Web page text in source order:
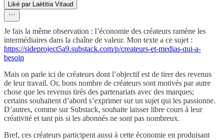
Liké par Laëtitia Vitaud
Je fais la même observation : l’économie des créateurs ramène les
intermédiaires dans la chaîne de valeur. Mon texte a ce sujet :
https://sideproject5a9.substack.com/p/createurs-et-medias-qui-a-
besoin
Mais on parle ici de créateurs dont l’objectif est de tirer des revenus
de leur travail. Or, bons nombre de créateurs sont motivés par autre
chose que les revenus tirés des partenariats avec des marques;
certains souhaitent d’abord s’exprimer sur un sujet qui les passionne.
D’autres, comme sur Substack, souhaite laisser libre cours à leur
créativité et tant pis si les abonnés ne sont pas nombreux.
Bref, ces créateurs participent aussi à cette économie en produisant